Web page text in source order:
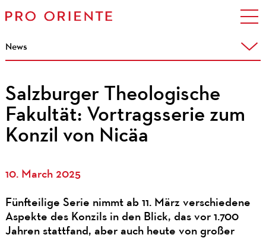
News
Salzburger Theologische
Fakultät: Vortragsserie zum
Konzil von Nicäa
10. March 2025
Fünfteilige Serie nimmt ab 11. März verschiedene
Aspekte des Konzils in den Blick, das vor 1.700
Jahren stattfand, aber auch heute von großer